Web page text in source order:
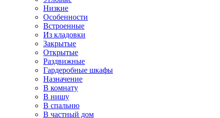
Низкие
Особенности
Встроенные
Из кладовки
Закрытые
Открытые
Раздвижные
Гардеробные шкафы
Назначение
В комнату
В нишу
В спальню
В частный дом